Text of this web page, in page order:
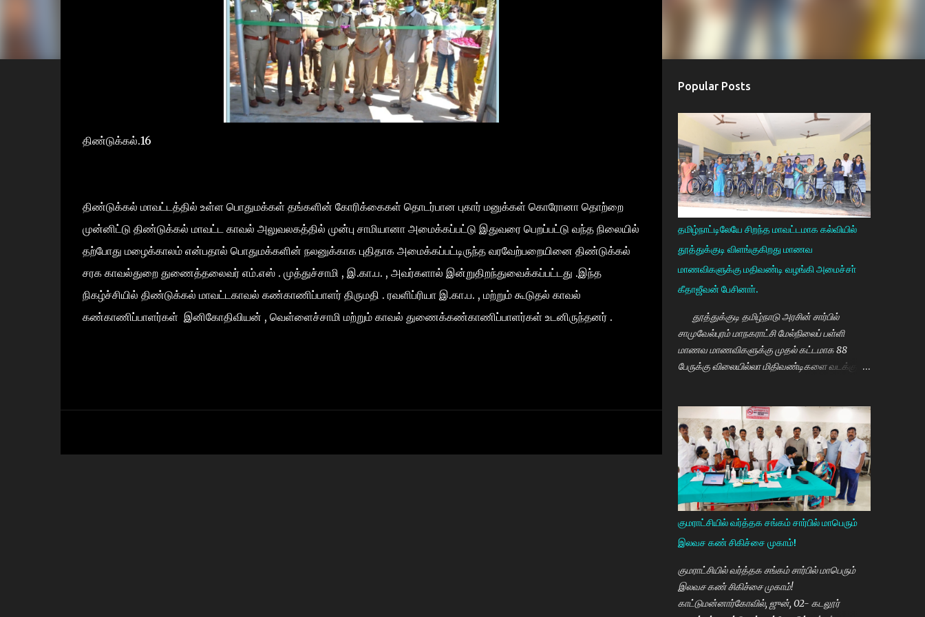
திண்டுக்கல்.16
திண்டுக்கல் மாவட்டத்தில் உள்ள பொதுமக்கள் தங்களின் கோரிக்கைகள் தொடர்பான புகார் மனுக்கள் கொரோனா தொற்றை
முன்னிட்டு திண்டுக்கல் மாவட்ட காவல் அலுவலகத்தில் முன்பு சாமியானா அமைக்கப்பட்டு இதுவரை பெறப்பட்டு வந்த நிலையில்
தற்போது மழைக்காலம் என்பதால் பொதுமக்களின் நலனுக்காக புதிதாக அமைக்கப்பட்டிருந்த வரவேற்பறையினை திண்டுக்கல்
சரக காவல்துறை துணைத்தலைவர் எம்.எஸ் . முத்துச்சாமி , இ.கா.ப. , அவர்களால் இன்றுதிறந்துவைக்கப்பட்டது .இந்த
நிகழ்ச்சியில் திண்டுக்கல் மாவட்டகாவல் கண்காணிப்பாளர் திருமதி . ரவளிப்ரியா இ.கா.ப. , மற்றும் கூடுதல் காவல்
கண்காணிப்பாளர்கள் இனிகோதிவியன் , வெள்ளைச்சாமி மற்றும் காவல் துணைக்கண்காணிப்பாளர்கள் உடனிருந்தனர் .
Popular Posts
தமிழ்நாட்டிலேயே சிறந்த மாவட்டமாக கல்வியில்
தூத்துக்குடி விளங்குகிறது மாணவ
மாணவிகளுக்கு மதிவண்டி வழங்கி அமைச்சா்
கீதாஜீவன் பேசினாா்.
தூத்துக்குடி தமிழ்நாடு அரசின் சார்பில்
சாமுவேல்புரம் மாநகராட்சி மேல்நிலைப் பள்ளி
மாணவ மாணவிகளுக்கு முதல் கட்டமாக 88
பேருக்கு விலையில்லா மிதிவண்டிகளை வடக்கு
வழங்கி பேசுகையில் தமிழ்நாடு அரசின்
விலையில்லா மிதிவண்டி வழங்கும் நிகழ்ச்சியில்
மாணவர்களாகிய உங்களை சந்திப்பதில் மகிழ்ச்சி.
தமிழ்நாடு கல்வியில் சிறந்து விளங்க வேண்டும்
என்பதற்காக முதலமைச்சர் மு.க.ஸ்டாலின் அதிக
முயற்சி எடுத்து கல்வியும். மருத்துவமும் எனது
இரு கண்கள் என முதலமைச்சர் கூறி வருகிறார்.
எத்தனையோ மாணவியர்களுக்கு கிடைக்காத
வாய்ப்பு உங்களுக்கு கிடைத்திருக்கிறது. முன்பு 8 ம்
வகுப்பு அல்லது 10 ம் வகுப்பிலேயே
மாணவியர்களின் பள்ளிப்படிப்பை நிறுத்தும்
நிலையை மாற்றி, பெண் குழந்தைகள் கல்லூரி
வரை படிக்க வேண்டும். அவர்களுக்கு உயர்கல்வி
குமராட்சியில் வர்த்தக சங்கம் சார்பில் மாபெரும்
இலவச கண் சிகிச்சை முகாம்!
குமராட்சியில் வர்த்தக சங்கம் சார்பில் மாபெரும்
இலவச கண் சிகிச்சை முகாம்!
காட்டுமன்னார்கோவில், ஜுன், 02- கடலூர்